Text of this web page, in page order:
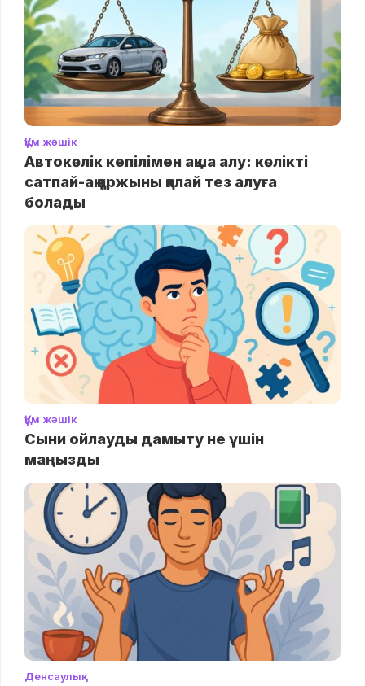
Құм жәшік
Автокөлік кепілімен ақша алу: көлікті
сатпай-ақ қаржыны қалай тез алуға
болады
Құм жәшік
Сыни ойлауды дамыту не үшін
маңызды
Денсаулық